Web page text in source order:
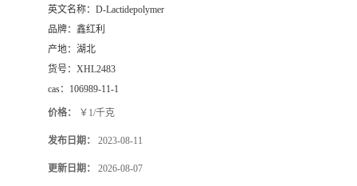
英文名称： D-Lactidepolymer
品牌： 鑫红利
产地： 湖北
货号： XHL2483
cas： 106989-11-1
价格： ￥1/千克
发布日期： 2023-08-11
更新日期： 2026-08-07